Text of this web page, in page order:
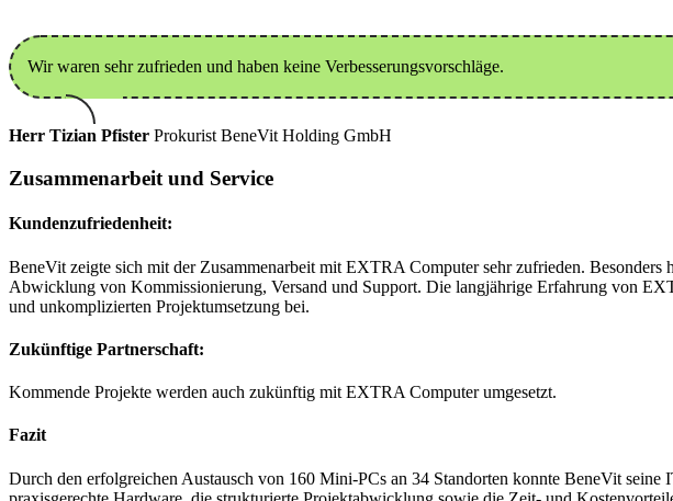
Wir waren sehr zufrieden und haben keine Verbesserungsvorschläge.
Herr Tizian Pfister Prokurist BeneVit Holding GmbH
Zusammenarbeit und Service
Kundenzufriedenheit:
BeneVit zeigte sich mit der Zusammenarbeit mit EXTRA Computer sehr zufrieden.
Abwicklung von Kommissionierung, Versand und Support. Die langjährige Erfahrung von
und unkomplizierten Projektumsetzung bei.
Zukünftige Partnerschaft:
Kommende Projekte werden auch zukünftig mit EXTRA Computer umgesetzt.
Fazit
Durch den erfolgreichen Austausch von 160 Mini-PCs an 34 Standorten konnte BeneVit